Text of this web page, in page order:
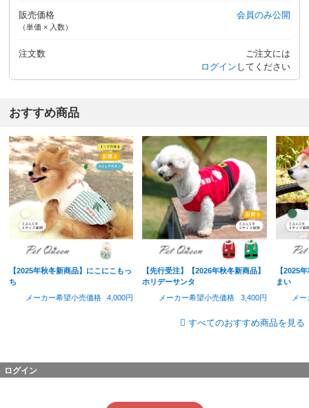
販売価格
（単価 × 入数）
会員のみ公開
注文数
ご注文には
ログイン してください
おすすめ商品
【2025年秋冬新商品】にこにこもっ
ち
メーカー希望小売価格
4,000円
【先行受注】【2026年秋冬新商品】
ホリデーサンタ
メーカー希望小売価格
3,400円
【2025
まい
メ
すべてのおすすめ商品を見る
ログイン